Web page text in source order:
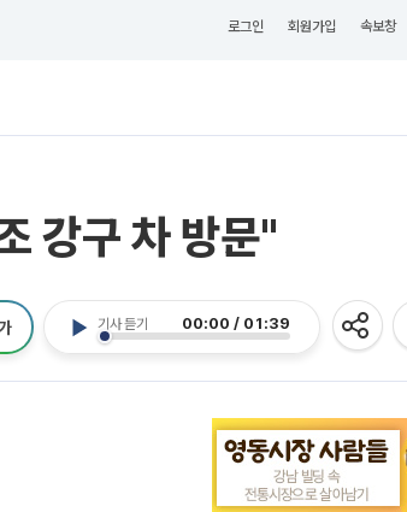
로그인 회원가입 속보창
강구 차 방문"
기사 듣기 00:00 / 01:39